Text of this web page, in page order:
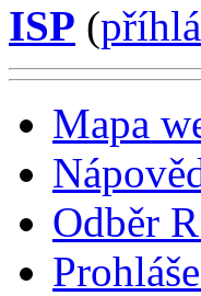
ISP (
Mapa
Odběr